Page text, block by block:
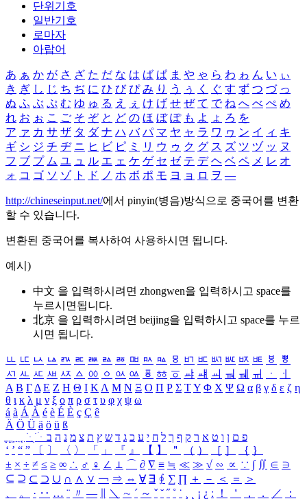
단위기호
일반기호
로마자
아랍어
あ ぁ か が さ ざ た だ な は ば ぱ ま や ゃ ら わ ゎ ん い ぃ
き ぎ し じ ち ぢ に ひ び ぴ み り う ぅ く ぐ す ず つ づ っ
ぬ ふ ぶ ぷ む ゆ ゅ る え ぇ け げ せ ぜ て で ね へ べ ぺ め
れ お ぉ こ ご そ ぞ と ど の ほ ぼ ぽ も よ ょ ろ を
ア ァ カ サ ザ タ ダ ナ ハ バ パ マ ヤ ャ ラ ワ ヮ ン イ ィ キ
ギ シ ジ チ ヂ ニ ヒ ビ ピ ミ リ ウ ゥ ク グ ス ズ ツ ヅ ッ ヌ
フ ブ プ ム ユ ュ ル エ ェ ケ ゲ セ ゼ テ デ ヘ ベ ペ メ レ オ
ォ コ ゴ ソ ゾ ト ド ノ ホ ボ ポ モ ヨ ョ ロ ヲ ―
http://chineseinput.net/에서 pinyin(병음)방식으로 중국어를 변환
할 수 있습니다.
변환된 중국어를 복사하여 사용하시면 됩니다.
예시)
中文 을 입력하시려면 zhongwen을 입력하시고 space를
누르시면됩니다.
北京 을 입력하시려면 beijing을 입력하시고 space를 누르
시면 됩니다.
ㅥ ㅦ ㅧ ㅨ ㅩ ㅪ ㅫ ㅬ ㅭ ㅮ ㅯ ㅰ ㅱ ㅲ ㅳ ㅴ ㅵ ㅶ ㅷ ㅸ
ㅹ
ㅺ ㅻ ㅼ ㅽ ㅾ ㅿ ㆀ ㆁ ㆂ ㆃ ㆄ ㆅ ㆆ ㆇ ㆈ ㆉ ㆊ ㆋ ㆌ ㆍ
ㆎ
Α Β ΓΔ Ε Ζ Η Θ Ι ΚΛ Μ Ν Ξ Ο Π Ρ Σ ΤΥ Φ Χ Ψ Ω α β γ δ ε ζ η
θ ι κ λ μ ν ξ ο π ρ σ τ υ φ χ ψ ω
á à Á À é è É È ç Ç ê
Ä Ö Ü ä ö ü ß
ִֶֹ ֻּ ׁׂ פ ם ן ו ט א ר ק ף ך ל ח י ע כ ג ד ש ץ ת צ מ נ ה ב
‘ ’ “ ” 〔 〕 〈 〉 「 」 『 』 【 】 ＂ （ ） ［ ］ ｛ ｝
± × ÷ ≠ ≤ ≥ ∞ ∴ ♂ ♀ ∠ ⊥ ⌒ ∂ ∇ ≡ ≒ ≪ ≫ √ ∽ ∝ ∵ ∫ ∬ ∈ ∋
⊆ ⊇ ⊂ ⊃ ∪ ∩ ∧ ∨ ￢ ⇒ ⇔ ∀ ∃ ∮ ∑ ∏ ＋ － ＜ ＝
＞
、
。 · ‥ … ¨ 〃 ― ＼ ∼ ´ ～ ˇ ˘ ˝ ˚ ˙ ¸ ¡ ¿ ː ！ ＇ ， ． ／
：